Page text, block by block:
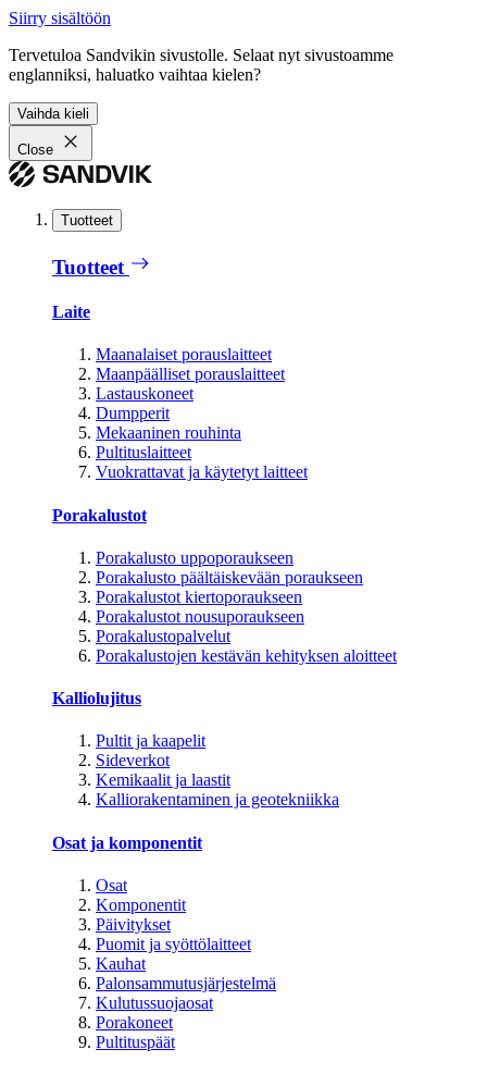
Siirry sisältöön
Tervetuloa Sandvikin sivustolle. Selaat nyt sivustoamme
englanniksi, haluatko vaihtaa kielen?
Vaihda kieli
Close
Tuotteet
Tuotteet
Laite
Maanalaiset porauslaitteet
Maanpäälliset porauslaitteet
Lastauskoneet
Dumpperit
Mekaaninen rouhinta
Pultituslaitteet
Vuokrattavat ja käytetyt laitteet
Porakalustot
Porakalusto uppoporaukseen
Porakalusto päältäiskevään poraukseen
Porakalustot kiertoporaukseen
Porakalustot nousuporaukseen
Porakalustopalvelut
Porakalustojen kestävän kehityksen aloitteet
Kalliolujitus
Pultit ja kaapelit
Sideverkot
Kemikaalit ja laastit
Kalliorakentaminen ja geotekniikka
Osat ja komponentit
Osat
Komponentit
Päivitykset
Puomit ja syöttölaitteet
Kauhat
Palonsammutusjärjestelmä
Kulutussuojaosat
Porakoneet
Pultituspäät